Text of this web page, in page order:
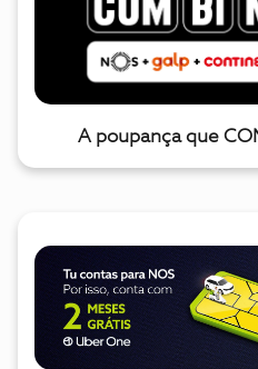
A poupança que